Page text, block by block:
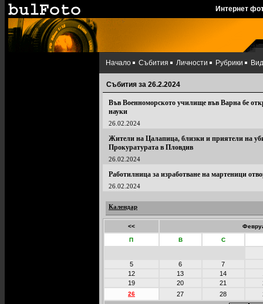
Интернет
Начало Събития Личности Рубрики
Събития за 26.2.2024
Във Военноморското училище във Варна бе
науки
26.02.2024
Жители на Цалапица, близки и приятели на
Прокуратурата в Пловдив
26.02.2024
Работилница за изработване на мартеници
26.02.2024
Календар
<<
П В С
5 6
7
12
13 14
19
20 21
26 27 28